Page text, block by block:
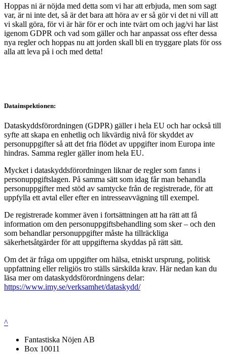
Hoppas ni är nöjda med detta som vi har att erbjuda, men som sagt
var, är ni inte det, så är det bara att höra av er så gör vi det ni vill att
vi skall göra, för vi är här för er och inte tvärt om och jag/vi har läst
igenom GDPR och vad som gäller och har anpassat oss efter dessa
nya regler och hoppas nu att jorden skall bli en tryggare plats för oss
alla att leva på i och med detta!
Datainspektionen:
Dataskyddsförordningen (GDPR) gäller i hela EU och har också till
syfte att skapa en enhetlig och likvärdig nivå för skyddet av
personuppgifter så att det fria flödet av uppgifter inom Europa inte
hindras. Samma regler gäller inom hela EU.
Mycket i dataskyddsförordningen liknar de regler som fanns i
personuppgiftslagen. På samma sätt som idag får man behandla
personuppgifter med stöd av samtycke från de registrerade, för att
uppfylla ett avtal eller efter en intresseavvägning till exempel.
De registrerade kommer även i fortsättningen att ha rätt att få
information om den personuppgiftsbehandling som sker – och den
som behandlar personuppgifter måste ha tillräckliga
säkerhetsåtgärder för att uppgifterna skyddas på rätt sätt.
Om det är fråga om uppgifter om hälsa, etniskt ursprung, politisk
uppfattning eller religiös tro ställs särskilda krav. Här nedan kan du
läsa mer om dataskyddsförordningens delar:
https://www.imy.se/verksamhet/dataskydd/
^
Fantastiska Nöjen AB
Box 10011